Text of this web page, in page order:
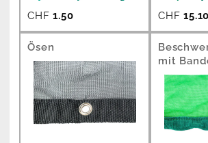
CHF 1.50 CHF 15.10
Ösen
mit